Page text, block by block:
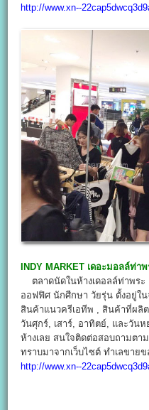
http://www.xn--
INDY MARKET เดอะมอลล์ท่า
ตลาดนัดในห้างเดอลล์ท่าพระ
ออฟฟิศ นักศีกษา วัยรุ่น ตั้งอยู่ใ
สินค้าแนวครีเอทีพ , สินค้าที่ผลิ
วันศุกร์, เสาร์, อาทิตย์, และวันห
ห้างเลย สนใจติดต่อสอบถามตา
ทราบมาจากเว็บไซต์ ทำเลขายข
http://www.xn--